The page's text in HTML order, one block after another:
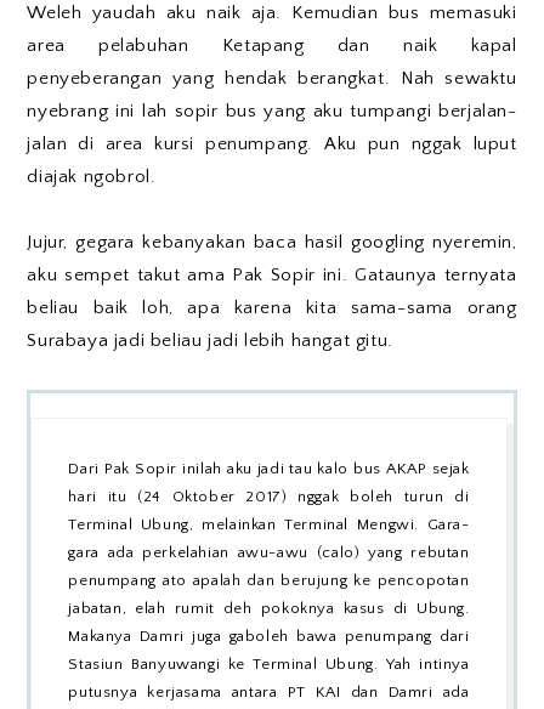
Weleh yaudah aku naik aja. Kemudian bus memasuki
area pelabuhan Ketapang dan naik kapal
penyeberangan yang hendak berangkat. Nah sewaktu
nyebrang ini lah sopir bus yang aku tumpangi berjalan-
jalan di area kursi penumpang. Aku pun nggak luput
diajak ngobrol.
Jujur, gegara kebanyakan baca hasil googling nyeremin,
aku sempet takut ama Pak Sopir ini. Gataunya ternyata
beliau baik loh, apa karena kita sama-sama orang
Surabaya jadi beliau jadi lebih hangat gitu.
Dari Pak Sopir inilah aku jadi tau kalo bus AKAP sejak
hari itu (24 Oktober 2017) nggak boleh turun di
Terminal Ubung, melainkan Terminal Mengwi. Gara-
gara ada perkelahian awu-awu (calo) yang rebutan
penumpang ato apalah dan berujung ke pencopotan
jabatan, elah rumit deh pokoknya kasus di Ubung.
Makanya Damri juga gaboleh bawa penumpang dari
Stasiun Banyuwangi ke Terminal Ubung. Yah intinya
putusnya kerjasama antara PT KAI dan Damri ada